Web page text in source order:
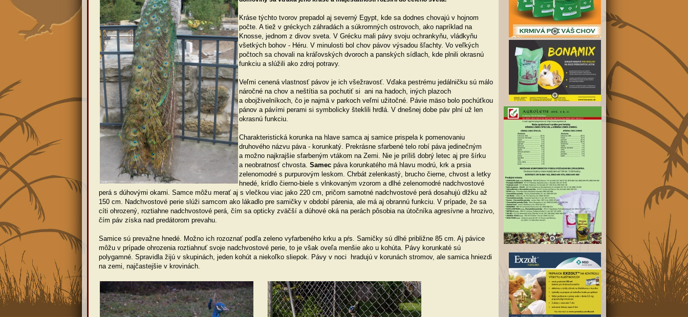
Kráse týchto tvorov prepadol aj severný Egypt, kde sa dodnes chovajú v hojnom
počte. A tiež v gréckych záhradách a súkromných ostrovoch, ako napríklad na
Knosse, jednom z divov sveta. V Grécku mali pávy svoju ochrankyňu, vládkyňu
všetkých bohov - Héru. V minulosti bol chov pávov výsadou šľachty. Vo veľkých
počtoch sa chovali na kráľovských dvoroch a panských sídlach, kde plnili okrasnú
funkciu a slúžili ako zdroj potravy.
Veľmi cenená vlastnosť pávov je ich všežravosť. Vďaka pestrému jedálničku sú málo
náročné na chov a neštítia sa pochutiť si ani na hadoch, iných plazoch
a obojživelníkoch, čo je najmä v parkoch veľmi užitočné. Pávie mäso bolo pochúťkou
pánov a pávími perami si symbolicky šteklili hrdlá. V dnešnej dobe páv plní už len
okrasnú funkciu.
Charakteristická korunka na hlave samca aj samice prispela k pomenovaniu
druhového názvu páva - korunkatý. Prekrásne sfarbené telo robí páva jedinečným
a možno najkrajšie sfarbeným vtákom na Zemi. Nie je príliš dobrý letec aj pre šírku
a neobratnosť chvosta. Samec páva korunkatého má hlavu modrú, krk a prsia
zelenomodré s purpurovým leskom. Chrbát zelenkastý, brucho čierne, chvost a letky
hnedé, krídlo čierno-biele s vlnkovaným vzorom a dlhé zelenomodré nadchvostové
perá s dúhovými okami. Samce môžu merať aj s vlečkou viac jako 220 cm, pričom samotné nadchvostové perá dosahujú dlžku až
150 cm. Nadchvostové perie slúži samcom ako lákadlo pre samičky v období párenia, ale má aj obrannú funkciu. V prípade, že sa
cíti ohrozený, roztiahne nadchvostové perá, čím sa opticky zväčší a dúhové oká na perách pôsobia na útočníka agresívne a hrozivo,
čím páv získa nad predátorom prevahu.
Samice sú prevažne hnedé. Možno ich rozoznať podľa zeleno vyfarbeného krku a pŕs. Samičky sú dlhé približne 85 cm. Aj pávice
môžu v prípade ohrozenia roztiahnuť svoje nadchvostové perie, to je však oveľa menšie ako u kohúta. Pávy korunkaté sú
polygamné. Spravidla žijú v skupinách, jeden kohút a niekoľko sliepok. Pávy v noci hradujú v korunách stromov, ale samica hniezdi
na zemi, najčastejšie v krovinách.